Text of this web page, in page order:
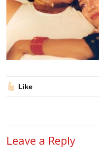
Like
Leave a Reply